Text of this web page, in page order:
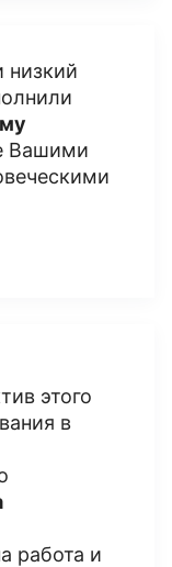
низкий
Вашими
этого
в
работа и